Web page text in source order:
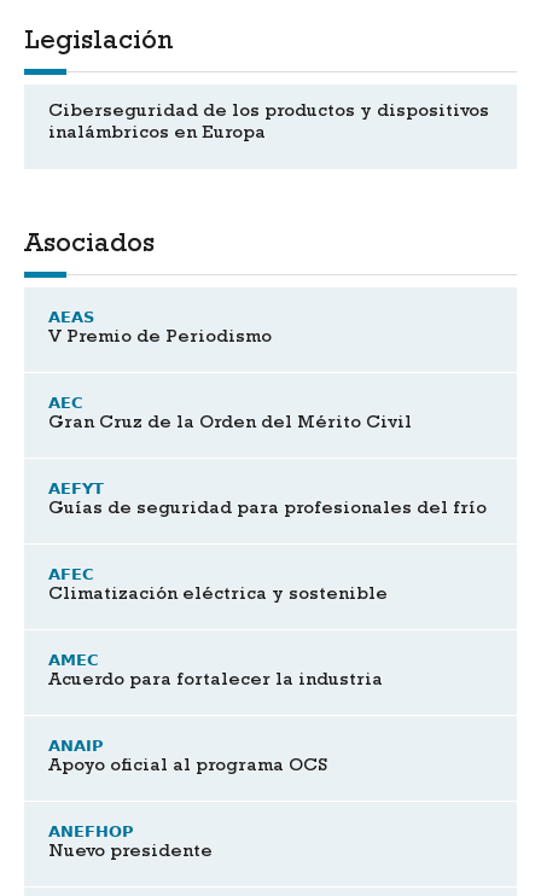
Legislación
Ciberseguridad de los productos y dispositivos
inalámbricos en Europa
Asociados
AEAS
V Premio de Periodismo
AEC
Gran Cruz de la Orden del Mérito Civil
AEFYT
Guías de seguridad para profesionales del frío
AFEC
Climatización eléctrica y sostenible
AMEC
Acuerdo para fortalecer la industria
ANAIP
Apoyo oficial al programa OCS
ANEFHOP
Nuevo presidente